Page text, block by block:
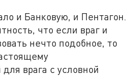
и Банковую, и Пентагон.
что если враг и
нечто подобное, то
врага с условной